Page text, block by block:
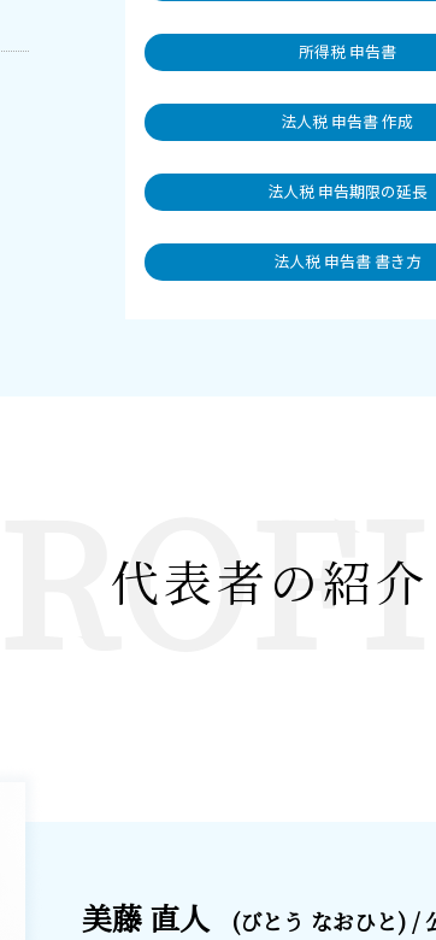
所得税 申告書
法人税 申告書 作成
法人税 申告期限の延長
法人税 申告書 書き方
代表者の紹介
美藤 直人 (びとう なおひと) /